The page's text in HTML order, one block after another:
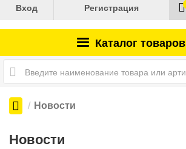
Вход Регистрация
Каталог товаров
Новости
Новости